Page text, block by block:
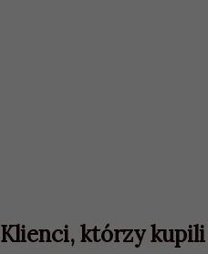
Klienci, którzy